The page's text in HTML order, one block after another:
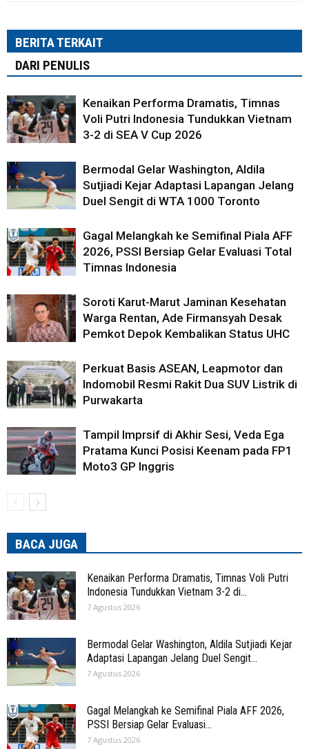
BERITA TERKAIT
DARI PENULIS
Kenaikan Performa Dramatis, Timnas
Voli Putri Indonesia Tundukkan Vietnam
3-2 di SEA V Cup 2026
Bermodal Gelar Washington, Aldila
Sutjiadi Kejar Adaptasi Lapangan Jelang
Duel Sengit di WTA 1000 Toronto
Gagal Melangkah ke Semifinal Piala AFF
2026, PSSI Bersiap Gelar Evaluasi Total
Timnas Indonesia
Soroti Karut-Marut Jaminan Kesehatan
Warga Rentan, Ade Firmansyah Desak
Pemkot Depok Kembalikan Status UHC
Perkuat Basis ASEAN, Leapmotor dan
Indomobil Resmi Rakit Dua SUV Listrik di
Purwakarta
Tampil Imprsif di Akhir Sesi, Veda Ega
Pratama Kunci Posisi Keenam pada FP1
Moto3 GP Inggris
BACA JUGA
Kenaikan Performa Dramatis, Timnas Voli Putri
Indonesia Tundukkan Vietnam 3-2 di...
7 Agustus 2026
Bermodal Gelar Washington, Aldila Sutjiadi Kejar
Adaptasi Lapangan Jelang Duel Sengit...
7 Agustus 2026
Gagal Melangkah ke Semifinal Piala AFF 2026,
PSSI Bersiap Gelar Evaluasi...
7 Agustus 2026